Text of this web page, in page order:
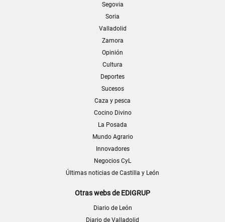
Segovia
Soria
Valladolid
Zamora
Opinión
Cultura
Deportes
Sucesos
Caza y pesca
Cocino Divino
La Posada
Mundo Agrario
Innovadores
Negocios CyL
Últimas noticias de Castilla y León
Otras webs de EDIGRUP
Diario de León
Diario de Valladolid